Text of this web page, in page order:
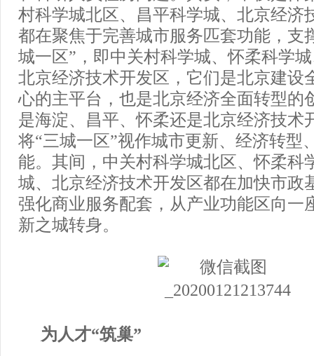
村科学城北区、昌平科学城、北京经济
都在聚焦于完善城市服务匹套功能，支
城一区”，即中关村科学城、怀柔科学
北京经济技术开发区，它们是北京建设
心的主平台，也是北京经济全面转型的
是海淀、昌平、怀柔还是北京经济技术
将“三城一区”视作城市更新、经济转型
能。其间，中关村科学城北区、怀柔科
城、北京经济技术开发区都在加快市政
强化商业服务配套，从产业功能区向一
新之城转身。
为人才“筑巢”